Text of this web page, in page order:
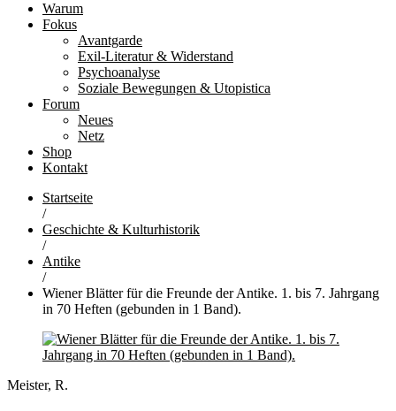
Warum
Fokus
Avantgarde
Exil-Literatur & Widerstand
Psychoanalyse
Soziale Bewegungen & Utopistica
Forum
Neues
Netz
Shop
Kontakt
Startseite
/
Geschichte & Kulturhistorik
/
Antike
/
Wiener Blätter für die Freunde der Antike. 1. bis 7. Jahrgang
in 70 Heften (gebunden in 1 Band).
Meister, R.